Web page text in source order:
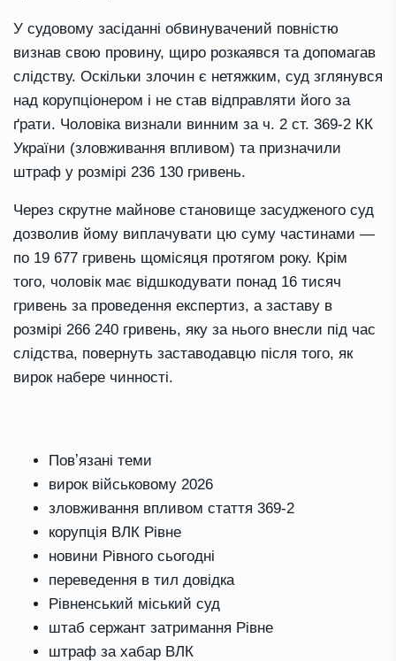
У судовому засіданні обвинувачений повністю
визнав свою провину, щиро розкаявся та допомагав
слідству. Оскільки злочин є нетяжким, суд зглянувся
над корупціонером і не став відправляти його за
ґрати. Чоловіка визнали винним за ч. 2 ст. 369-2 КК
України (зловживання впливом) та призначили
штраф у розмірі 236 130 гривень.
Через скрутне майнове становище засудженого суд
дозволив йому виплачувати цю суму частинами —
по 19 677 гривень щомісяця протягом року. Крім
того, чоловік має відшкодувати понад 16 тисяч
гривень за проведення експертиз, а заставу в
розмірі 266 240 гривень, яку за нього внесли під час
слідства, повернуть заставодавцю після того, як
вирок набере чинності.
Повʼязані теми
вирок військовому 2026
зловживання впливом стаття 369-2
корупція ВЛК Рівне
новини Рівного сьогодні
переведення в тил довідка
Рівненський міський суд
штаб сержант затримання Рівне
штраф за хабар ВЛК